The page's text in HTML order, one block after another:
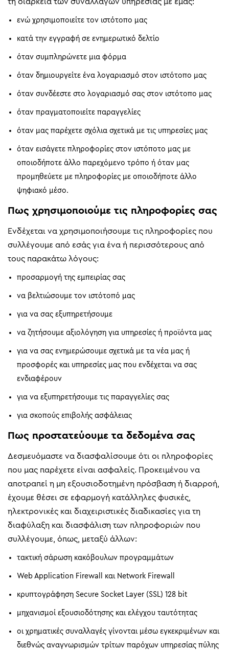
ενώ χρησιμοποιείτε τον ιστότοπο μας
κατά την εγγραφή σε ενημερωτικό δελτίο
όταν συμπληρώνετε μια φόρμα
όταν δημιουργείτε ένα λογαριασμό στον ιστότοπο μας
όταν συνδέεστε στο λογαριασμό σας στον ιστότοπο μας
όταν πραγματοποιείτε παραγγελίες
όταν μας παρέχετε σχόλια σχετικά με τις υπηρεσίες μας
όταν εισάγετε πληροφορίες στον ιστόποτο μας με
οποιοδήποτε άλλο παρεχόμενο τρόπο ή όταν μας
προμηθεύετε με πληροφορίες με οποιοδήποτε άλλο
ψηφιακό μέσο.
Πως χρησιμοποιούμε τις πληροφορίες σας
Ενδέχεται να χρησιμοποιήσουμε τις πληροφορίες που
συλλέγουμε από εσάς για ένα ή περισσότερους από
τους παρακάτω λόγους:
προσαρμογή της εμπειρίας σας
να βελτιώσουμε τον ιστότοπό μας
για να σας εξυπηρετήσουμε
να ζητήσουμε αξιολόγηση για υπηρεσίες ή προϊόντα μας
για να σας ενημερώσουμε σχετικά με τα νέα μας ή
προσφορές και υπηρεσίες μας που ενδέχεται να σας
ενδιαφέρουν
για να εξυπηρετήσουμε τις παραγγελίες σας
για σκοπούς επιβολής ασφάλειας
Πως προστατεύουμε τα δεδομένα σας
Δεσμευόμαστε να διασφαλίσουμε ότι οι πληροφορίες
που μας παρέχετε είναι ασφαλείς. Προκειμένου να
αποτραπεί η μη εξουσιοδοτημένη πρόσβαση ή διαρροή,
έχουμε θέσει σε εφαρμογή κατάλληλες φυσικές,
ηλεκτρονικές και διαχειριστικές διαδικασίες για τη
διαφύλαξη και διασφάλιση των πληροφοριών που
συλλέγουμε, όπως, μεταξύ άλλων:
τακτική σάρωση κακόβουλων προγραμμάτων
Web Application Firewall και Network Firewall
κρυπτογράφηση Secure Socket Layer (SSL) 128 bit
μηχανισμοί εξουσιοδότησης και ελέγχου ταυτότητας
οι χρηματικές συναλλαγές γίνονται μέσω εγκεκριμένων και
διεθνώς αναγνωρισμών τρίτων παρόχων υπηρεσίας πύλης